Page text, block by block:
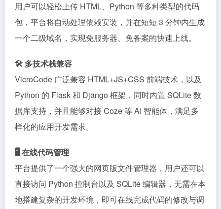
用户可以轻松上传 HTML、Python 等多种类型的代码
包，平台将自动处理依赖安装，并在短短 3 分钟内生成
一个二级域名，实现免服务器、免备案的快速上线。
🛠 多技术栈兼容
VicroCode 广泛兼容 HTML+JS+CSS 前端技术，以及
Python 的 Flask 和 Django 框架，同时内置 SQLite 数
据库支持，并且能够对接 Coze 等 AI 智能体，满足多
样化的应用开发需求。
🖥 在线代码管理
平台提供了一个强大的网页版文件管理器，用户还可以
直接访问 Python 控制台以及 SQLite 编辑器，无需在本
地搭建复杂的开发环境，即可在线完成代码的修改与调